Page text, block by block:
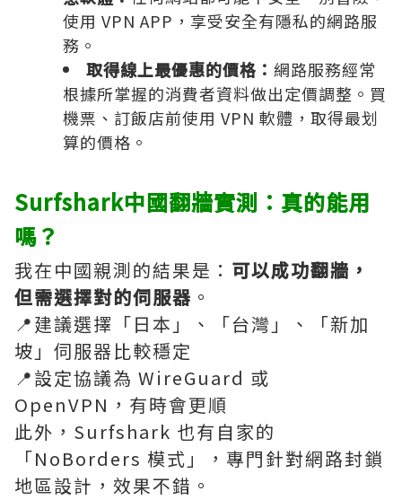
使用 VPN APP，享受安全有隱私的網路服
務。
取得線上最優惠的價格： 網路服務經常
根據所掌握的消費者資料做出定價調整。買
機票、訂飯店前使用 VPN 軟體，取得最划
算的價格。
Surfshark中國翻牆實測：真的能用
嗎？
我在中國親測的結果是： 可以成功翻牆，
但需選擇對的伺服器 。
📍建議選擇「日本」、「台灣」、「新加
坡」伺服器比較穩定
📍設定協議為 WireGuard 或
OpenVPN，有時會更順
此外，Surfshark 也有自家的
「NoBorders 模式」，專門針對網路封鎖
地區設計，效果不錯。